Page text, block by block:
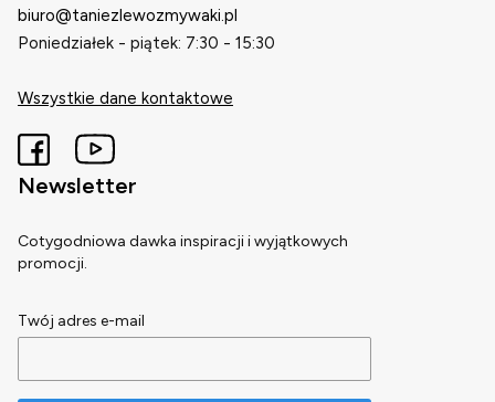
biuro@taniezlewozmywaki.pl
Poniedziałek - piątek: 7:30 - 15:30
Wszystkie dane kontaktowe
Newsletter
Cotygodniowa dawka inspiracji i wyjątkowych
promocji.
Twój adres e-mail